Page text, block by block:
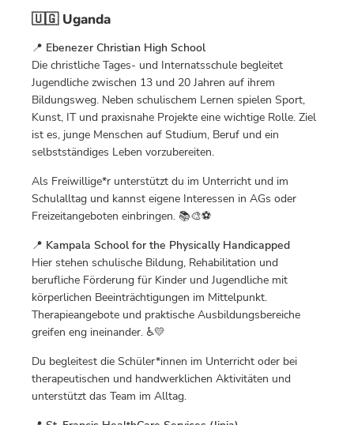
🇺🇬 Uganda
📍 Ebenezer Christian High School
Die christliche Tages- und Internatsschule begleitet
Jugendliche zwischen 13 und 20 Jahren auf ihrem
Bildungsweg. Neben schulischem Lernen spielen Sport,
Kunst, IT und praxisnahe Projekte eine wichtige Rolle. Ziel
ist es, junge Menschen auf Studium, Beruf und ein
selbstständiges Leben vorzubereiten.
Als Freiwillige*r unterstützt du im Unterricht und im
Schulalltag und kannst eigene Interessen in AGs oder
Freizeitangeboten einbringen. 📚🎨⚽
📍 Kampala School for the Physically Handicapped
Hier stehen schulische Bildung, Rehabilitation und
berufliche Förderung für Kinder und Jugendliche mit
körperlichen Beeinträchtigungen im Mittelpunkt.
Therapieangebote und praktische Ausbildungsbereiche
greifen eng ineinander. ♿💛
Du begleitest die Schüler*innen im Unterricht oder bei
therapeutischen und handwerklichen Aktivitäten und
unterstützt das Team im Alltag.